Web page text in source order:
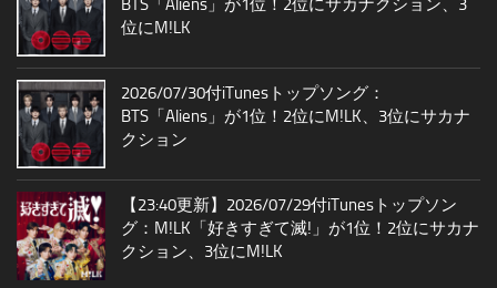
BTS「Aliens」が1位！2位にサカナクション、3
位にM!LK
2026/07/30付iTunesトップソング：
BTS「Aliens」が1位！2位にM!LK、3位にサカナ
クション
【23:40更新】2026/07/29付iTunesトップソン
グ：M!LK「好きすぎて滅!」が1位！2位にサカナ
クション、3位にM!LK